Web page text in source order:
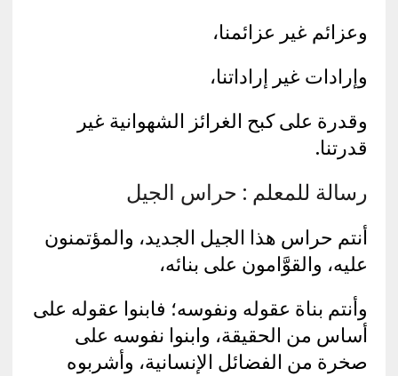
وعزائم غير عزائمنا،
وإرادات غير إراداتنا،
وقدرة على كبح الغرائز الشهوانية غير
قدرتنا.
رسالة للمعلم : حراس الجيل
أنتم حراس هذا الجيل الجديد، والمؤتمنون
عليه، والقوَّامون على بنائه،
وأنتم بناة عقوله ونفوسه؛ فابنوا عقوله على
أساس من الحقيقة، وابنوا نفوسه على
صخرة من الفضائل الإنسانية، وأشربوه